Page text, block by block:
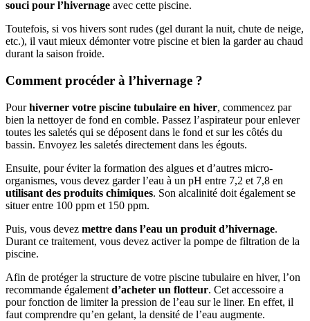
souci pour l’hivernage avec cette piscine.
Toutefois, si vos hivers sont rudes (gel durant la nuit, chute de neige,
etc.), il vaut mieux démonter votre piscine et bien la garder au chaud
durant la saison froide.
Comment procéder à l’hivernage ?
Pourhiverner votre piscine tubulaire en hiver, commencez par
bien la nettoyer de fond en comble. Passez l’aspirateur pour enlever
toutes les saletés qui se déposent dans le fond et sur les côtés du
bassin. Envoyez les saletés directement dans les égouts.
Ensuite, pour éviter la formation des algues et d’autres micro-
organismes, vous devez garder l’eau à un pH entre 7,2 et 7,8 en
utilisant des produits chimiques. Son alcalinité doit également se
situer entre 100 ppm et 150 ppm.
Puis, vous devez mettre dans l’eau un produit d’hivernage.
Durant ce traitement, vous devez activer la pompe de filtration de la
piscine.
Afin de protéger la structure de votre piscine tubulaire en hiver, l’on
recommande également d’acheter un flotteur. Cet accessoire a
pour fonction de limiter la pression de l’eau sur le liner. En effet, il
faut comprendre qu’en gelant, la densité de l’eau augmente.